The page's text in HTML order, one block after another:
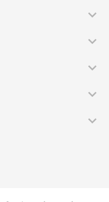




